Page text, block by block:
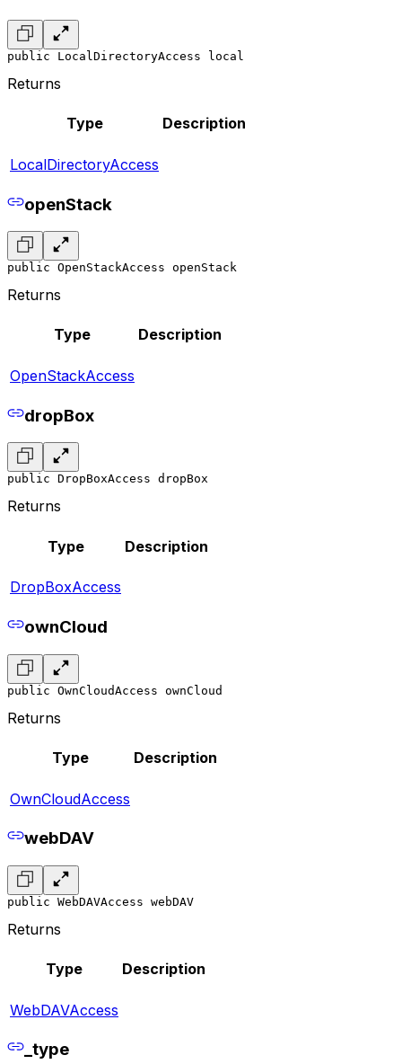
public LocalDirectoryAccess local
Returns
Type Description
LocalDirectoryAccess
openStack
public OpenStackAccess openStack
Returns
Type Description
OpenStackAccess
dropBox
public DropBoxAccess dropBox
Returns
Type Description
DropBoxAccess
ownCloud
public OwnCloudAccess ownCloud
Returns
Type Description
OwnCloudAccess
webDAV
public WebDAVAccess webDAV
Returns
Type Description
WebDAVAccess
_type